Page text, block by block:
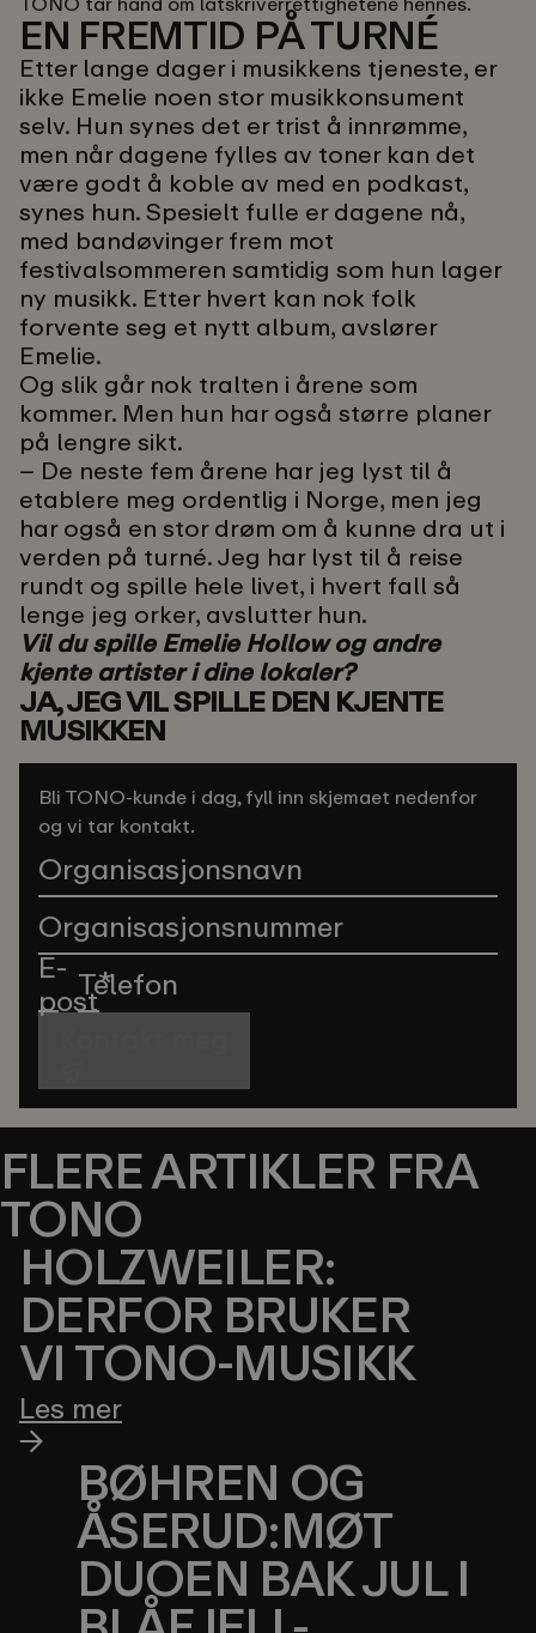
EN FREMTID PÅ TURNÉ
Etter lange dager i musikkens tjeneste, er
ikke Emelie noen stor musikkonsument
selv. Hun synes det er trist å innrømme,
men når dagene fylles av toner kan det
være godt å koble av med en podkast,
synes hun. Spesielt fulle er dagene nå,
med bandøvinger frem mot
festivalsommeren samtidig som hun lager
ny musikk. Etter hvert kan nok folk
forvente seg et nytt album, avslører
Emelie.
Og slik går nok tralten i årene som
kommer. Men hun har også større planer
på lengre sikt.
– De neste fem årene har jeg lyst til å
etablere meg ordentlig i Norge, men jeg
har også en stor drøm om å kunne dra ut i
verden på turné. Jeg har lyst til å reise
rundt og spille hele livet, i hvert fall så
lenge jeg orker, avslutter hun.
Vil du spille Emelie Hollow og andre
kjente artister i dine lokaler?
JA, JEG VIL SPILLE DEN KJENTE
MUSIKKEN
Bli TONO-kunde i dag, fyll inn skjemaet nedenfor
og vi tar kontakt.
Organisasjonsnavn
Organisasjonsnummer
E-
post*
Telefon
FLERE ARTIKLER FRA
TONO
HOLZWEILER:
DERFOR BRUKER
VI TONO-MUSIKK
Les mer
BØHREN OG
ÅSERUD:MØT
DUOEN BAK JUL I